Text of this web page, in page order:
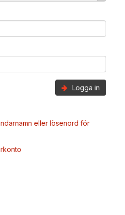
Logga in
eller lösenord för